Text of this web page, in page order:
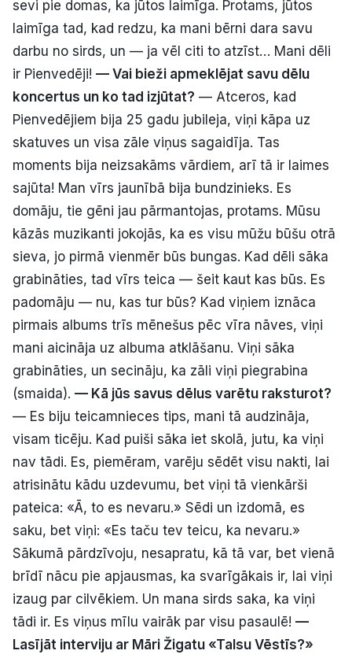
sevi pie domas, ka jūtos laimīga. Protams, jūtos
laimīga tad, kad redzu, ka mani bērni dara savu
darbu no sirds, un — ja vēl citi to atzīst… Mani dēli
ir Pienvedēji! — Vai bieži apmeklējat savu dēlu
koncertus un ko tad izjūtat? — Atceros, kad
Pienvedējiem bija 25 gadu jubileja, viņi kāpa uz
skatuves un visa zāle viņus sagaidīja. Tas
moments bija neizsakāms vārdiem, arī tā ir laimes
sajūta! Man vīrs jaunībā bija bundzinieks. Es
domāju, tie gēni jau pārmantojas, protams. Mūsu
kāzās muzikanti jokojās, ka es visu mūžu būšu otrā
sieva, jo pirmā vienmēr būs bungas. Kad dēli sāka
grabināties, tad vīrs teica — šeit kaut kas būs. Es
padomāju — nu, kas tur būs? Kad viņiem iznāca
pirmais albums trīs mēnešus pēc vīra nāves, viņi
mani aicināja uz albuma atklāšanu. Viņi sāka
grabināties, un secināju, ka zāli viņi piegrabina
(smaida). — Kā jūs savus dēlus varētu raksturot?
— Es biju teicamnieces tips, mani tā audzināja,
visam ticēju. Kad puiši sāka iet skolā, jutu, ka viņi
nav tādi. Es, piemēram, varēju sēdēt visu nakti, lai
atrisinātu kādu uzdevumu, bet viņi tā vienkārši
pateica: «Ā, to es nevaru.» Sēdi un izdomā, es
saku, bet viņi: «Es taču tev teicu, ka nevaru.»
Sākumā pārdzīvoju, nesapratu, kā tā var, bet vienā
brīdī nācu pie apjausmas, ka svarīgākais ir, lai viņi
izaug par cilvēkiem. Un mana sirds saka, ka viņi
tādi ir. Es viņus mīlu vairāk par visu pasaulē! —
Lasījāt interviju ar Māri Žigatu «Talsu Vēstīs?»